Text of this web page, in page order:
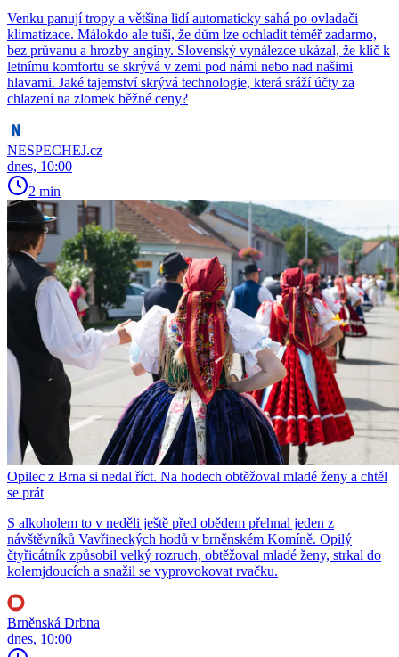
Venku panují tropy a většina lidí automaticky sahá po ovladači
klimatizace. Málokdo ale tuší, že dům lze ochladit téměř zadarmo,
bez průvanu a hrozby angíny. Slovenský vynálezce ukázal, že klíč k
letnímu komfortu se skrývá v zemi pod námi nebo nad našimi
hlavami. Jaké tajemství skrývá technologie, která sráží účty za
chlazení na zlomek běžné ceny?
NESPECHEJ.cz
dnes, 10:00
2 min
Opilec z Brna si nedal říct. Na hodech obtěžoval mladé ženy a chtěl
se prát
S alkoholem to v neděli ještě před obědem přehnal jeden z
návštěvníků Vavřineckých hodů v brněnském Komíně. Opilý
čtyřicátník způsobil velký rozruch, obtěžoval mladé ženy, strkal do
kolemjdoucích a snažil se vyprovokovat rvačku.
Brněnská Drbna
dnes, 10:00